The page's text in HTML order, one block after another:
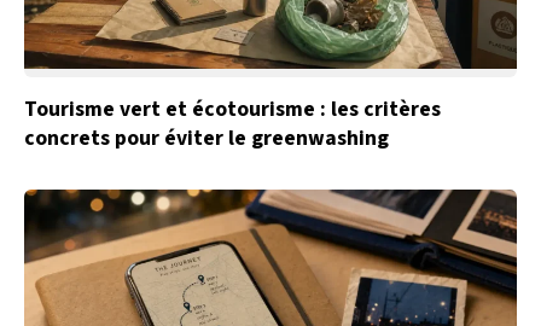
Tourisme vert et écotourisme : les critères
concrets pour éviter le greenwashing